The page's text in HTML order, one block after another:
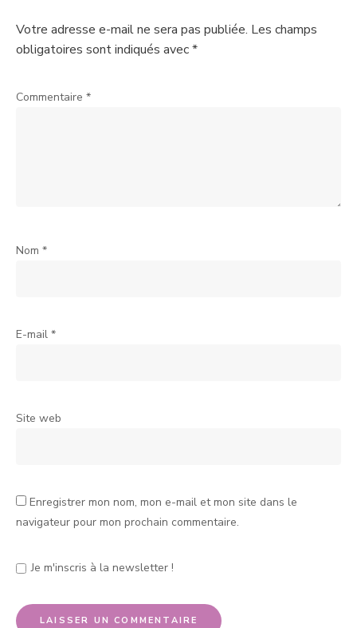
Votre adresse e-mail ne sera pas publiée. Les champs
obligatoires sont indiqués avec*
Commentaire *
Nom *
E-mail *
Site web
Enregistrer mon nom, mon e-mail et mon site dans le
navigateur pour mon prochain commentaire.
Je m'inscris à la newsletter !